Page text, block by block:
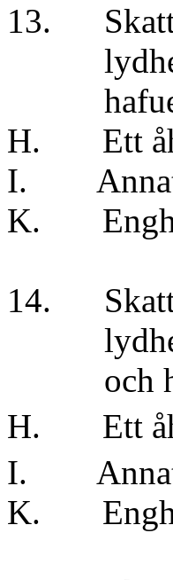
13.
lydher
hafuer i
H. Ett
I. Annat
K.
14.
lydher
och
H. Ett
I. Annat
K.